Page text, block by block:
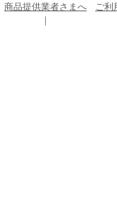
商品提供業者さまへ ご利